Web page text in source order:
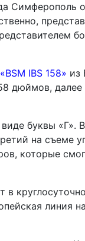
Симферополь
IBS 158» из
дюймов, далее
буквы «Г».
на съеме
которые
в
линия